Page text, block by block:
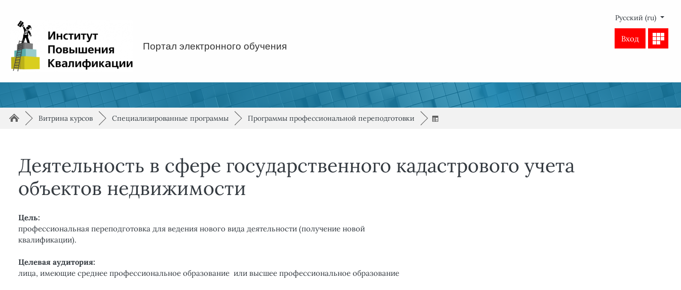
Портал электронного обучения
Русский ‎(ru)‎
Вход
Путь к странице
/
► Витрина курсов /
► Специализированные программы /
► Программы профессиональной переподготовки /
►
Деятельность в сфере государственного кадастрового учета
объектов недвижимости
Цель:
профессиональная переподготовка для ведения нового вида деятельности (получение новой
квалификации).
Целевая аудитория:
лица, имеющие среднее профессиональное образование или высшее профессиональное образование